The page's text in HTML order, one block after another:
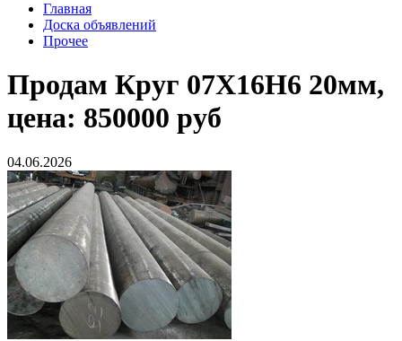
Главная
Доска объявлений
Прочее
Продам Круг 07Х16Н6 20мм,
цена: 850000 руб
04.06.2026